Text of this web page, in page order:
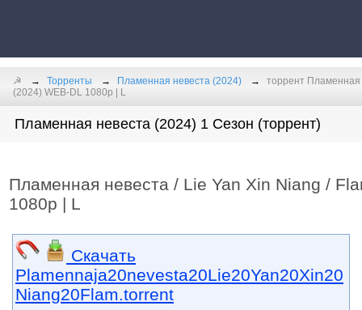
☭ Торренты Пламенная невеста (2024)
торрент Пламенная
(2024) WEB-DL 1080p | L
Пламенная невеста (2024) 1 Сезон (торрент)
Пламенная невеста / Lie Yan Xin Niang /
1080p | L
Скачать
Plamennaja20nevesta20Lie20Yan20Xin20
Niang20Flam.torrent